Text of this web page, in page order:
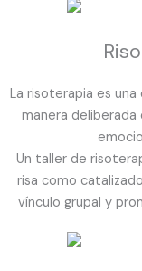
La risoterapia es
manera deliberada
Un taller de
risa como
vínculo grupal y